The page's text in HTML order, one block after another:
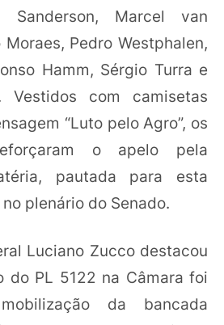
Sanderson, Marcel van
Pedro Westphalen,
Hamm, Sérgio Turra e
Vestidos com camisetas
“Luto pelo Agro”, os
o apelo pela
pautada para esta
plenário do Senado.
Luciano Zucco destacou
do PL 5122 na Câmara foi
da bancada